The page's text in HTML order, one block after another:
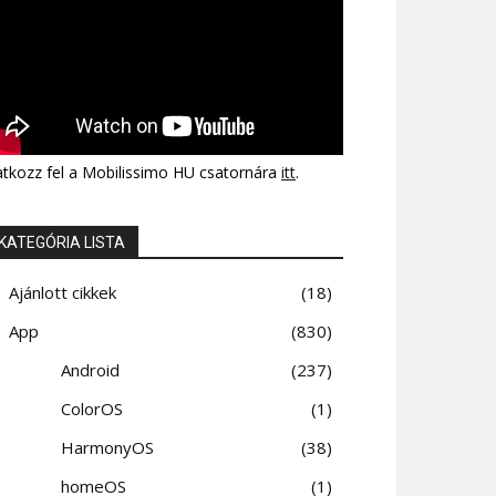
fel a Mobilissimo HU csatornára itt.
LISTA
Ajánlott cikkek
18
App
830
Android
237
ColorOS
1
HarmonyOS
38
homeOS
1